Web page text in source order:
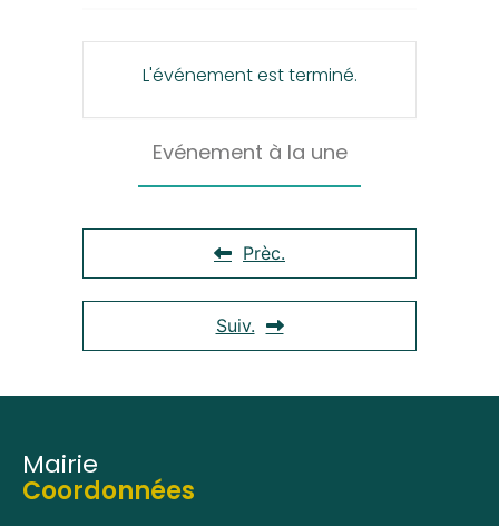
L'événement est terminé.
Evénement à la une
Prèc.
Suiv.
Mairie
Coordonnées